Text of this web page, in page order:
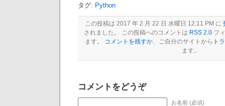
タグ: Python
この投稿は 2017 年 2 月 22 日 水曜日 12:11 PM に
されました。 この投稿へのコメントは RSS 2.0 フ
ます。
コメントを残すか、ご自分のサイトから ト
ます。
コメントをどうぞ
お名前 (必須)